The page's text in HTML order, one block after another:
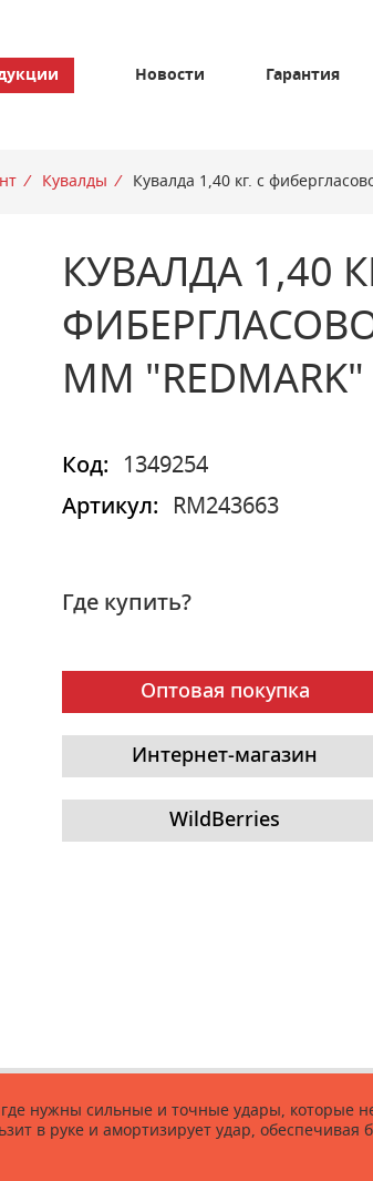
Новости Гарантия
/ Кувалды / Кувалда 1,40 кг. с
КУВАЛДА 1,40
ММ "REDMARK"
Код:
1349254
Артикул:
RM243663
Где купить?
Оптовая покупка
Интернет-магазин
WildBerries
где нужны сильные и точные удары,
в руке и амортизирует удар,